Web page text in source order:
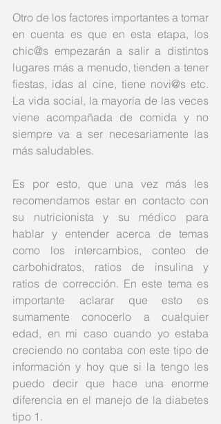
Otro de los factores importantes a tomar
en cuenta es que en esta etapa, los
chic@s empezarán a salir a distintos
lugares más a menudo, tienden a tener
fiestas, idas al cine, tiene novi@s etc.
La vida social, la mayoría de las veces
viene acompañada de comida y no
siempre va a ser necesariamente las
más saludables.
Es por esto, que una vez más les
recomendamos estar en contacto con
su nutricionista y su médico para
hablar y entender acerca de temas
como los intercambios, conteo de
carbohidratos, ratios de insulina y
ratios de corrección. En este tema es
importante aclarar que esto es
sumamente conocerlo a cualquier
edad, en mi caso cuando yo estaba
creciendo no contaba con este tipo de
información y hoy que si la tengo les
puedo decir que hace una enorme
diferencia en el manejo de la diabetes
tipo 1.